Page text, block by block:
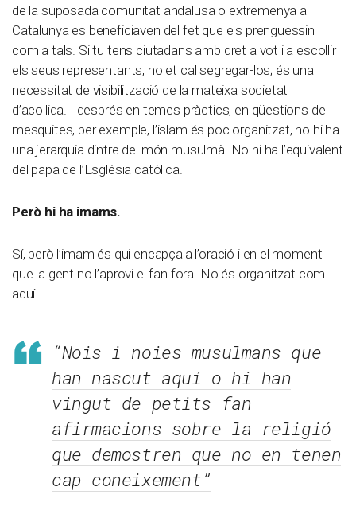
de la suposada comunitat andalusa o extremenya a
Catalunya es beneficiaven del fet que els prenguessin
com a tals. Si tu tens ciutadans amb dret a vot i a escollir
els seus representants, no et cal segregar-los; és una
necessitat de visibilització de la mateixa societat
d’acollida. I després en temes pràctics, en qüestions de
mesquites, per exemple, l’islam és poc organitzat, no hi ha
una jerarquia dintre del món musulmà. No hi ha l’equivalent
del papa de l’Església catòlica.
Però hi ha imams.
Sí, però l’imam és qui encapçala l’oració i en el moment
que la gent no l’aprovi el fan fora. No és organitzat com
aquí.
“Nois i noies musulmans que
han nascut aquí o hi han
vingut de petits fan
afirmacions sobre la religió
que demostren que no en tenen
cap coneixement”